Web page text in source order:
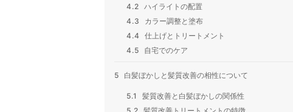
4.2 ハイライトの配置
4.3
カラー調整と塗布
4.4
仕上げとトリートメント
4.5
自宅でのケア
5 白髪ぼかしと髪質改善の相性について
5.1
髪質改善と白髪ぼかしの関係性